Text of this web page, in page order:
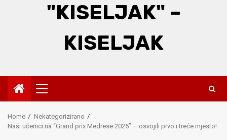
"KISELJAK" –
KISELJAK
Primary
Menu
Home
Nekategorizirano
Naši učenici na “Grand prix Medrese 2025” – osvojili prvo i treće mjesto!